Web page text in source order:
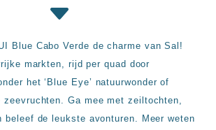
Blue Cabo Verde de charme van Sal!
markten, rijd per quad door
het ‘Blue Eye’ natuurwonder of
Ga mee met zeiltochten,
beleef de leukste avonturen. Meer weten